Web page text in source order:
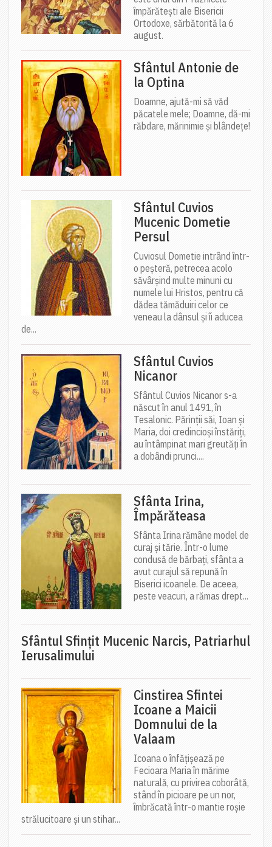
împărătești ale Bisericii
Ortodoxe, sărbătorită la 6
august.
Sfântul Antonie de
la Optina
Doamne, ajută-mi să văd
păcatele mele; Doamne, dă-mi
răbdare, mărinimie şi blândeţe!
Sfântul Cuvios
Mucenic Dometie
Persul
Cuviosul Dometie intrând într-
o peșteră, petrecea acolo
săvârșind multe minuni cu
numele lui Hristos, pentru că
dădea tămăduiri celor ce
veneau la dânsul și îi aducea
de...
Sfântul Cuvios
Nicanor
Sfântul Cuvios Nicanor s-a
născut în anul 1491, în
Tesalonic. Părinții săi, Ioan și
Maria, doi credincioși înstăriți,
au întâmpinat mari greutăți în
a dobândi prunci....
Sfânta Irina,
Împărăteasa
Sfânta Irina rămâne model de
curaj și tărie. Într-o lume
condusă de bărbați, sfânta a
avut curajul să repună în
Biserici icoanele. De aceea,
peste veacuri, a rămas drept...
Sfântul Sfinţit Mucenic Narcis, Patriarhul
Ierusalimului
Cinstirea Sfintei
Icoane a Maicii
Domnului de la
Valaam
Icoana o înfățișează pe
Fecioara Maria în mărime
naturală, cu privirea coborâtă,
stând în picioare pe un nor,
îmbrăcată într-o mantie roșie
strălucitoare și un stihar...